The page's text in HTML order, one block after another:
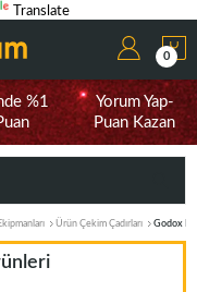
Translate
0
%1
Yorum Yap-
Puan Kazan
Ürün Çekim Çadırları Godox